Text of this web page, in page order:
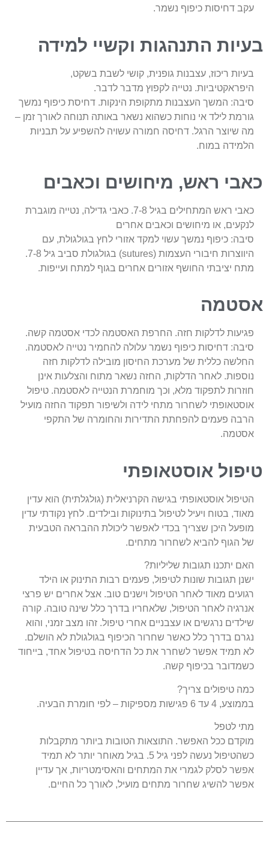
עקב דחיסות כיפוף נשמר.
בעיות התנהגות וקשיי למידה
בעיות ריכוז, עצבנות גופנית, קושי לשבת בשקט,
היפראקטיביות. נטייה לקפוץ מדבר לדבר.
סיבה: המשך העצבנות מתקופת הינקות. דחיסת כיפוף נמשך
גורמת לילד אי נוחות כשהוא נשאר באותה תנוחה לאורך זמן –
מה שיוצר הרגל. דחיסה חמורה עשויה להשפיע על תבניות
הלמידה במוח.
כאבי ראש, מיחושים וכאבים
כאבי ראש המתחילים בגיל 7-8. כאבי גדילה, נטייה מוגברת
לנקעים, או מיחושים וכאבים אחרים
סיבה: כיפוף נמשך עשוי למקד אזורי לחץ בגולגולת, עם
היווצרות חיבורי העצמות (sutures) בגולגולת סביב גיל 7-8.
מתח יציבתי החושף אזורים אחרים בגוף למתח ועייפות.
אסטמה
פגיעות לדלקות חזה. החרפת האסטמה לכדי אסטמה קשה.
סיבה: דחיסות כיפוף נשמר עלולה להחמיר נטייה לאסטמה.
החלשה כללית של מערכת החיסון מובילה לדלקות חזה
נוספות. לאחר הדלקות, החזה נשאר מתוח והצלעות אינן
חוזרות לתפקוד מלא, וכך מוחמרת הנטייה לאסטמה. טיפול
אוסטאופתי לשחרור מתחי לידה ולשיפור תפקוד החזה מועיל
הרבה פעמים להפחתת התדירות והחומרה של התקפי
אסטמה.
טיפול אוסטאופתי
הטיפול אוסטאופתי בגישה הקרניאלית (גולגלתית) הוא עדין
מאוד, בטוח ויעיל לטיפול בתינוקות ובילדים. לחץ נקודתי עדין
מופעל היכן שצריך בכדי לאפשר ליכולת ההבראה הטבעית
של הגוף להביא לשחרור מתחים.
האם יתכנו תגובות שליליות?
ישנן תגובות שונות לטיפול, פעמים רבות התינוק או הילד
רגועים מאוד לאחר הטיפול וישנים טוב. אצל אחרים יש פרצי
אנרגיה לאחר הטיפול, שלאחריו בדרך כלל שינה טובה. קורה
שילדים נרגשים או עצבניים אחרי טיפול. זהו מצב זמני, והוא
נגרם בדרך כלל כאשר שחרור הכיפוף בגולגולת לא הושלם.
לא תמיד אפשר לשחרר את כל הדחיסה בטיפול אחד, בייחוד
כשמדובר בכיפוף קשה.
כמה טיפולים צריך?
בממוצע, 4 עד 6 פגישות מספיקות – לפי חומרת הבעיה.
מתי לטפל
מוקדם ככל האפשר. התוצאות הטובות ביותר מתקבלות
כשהטיפול נעשה לפני גיל 5. בגיל מאוחר יותר לא תמיד
אפשר לסלק לגמרי את המתחים והאסימטריות, אך עדיין
אפשר להשיג שחרור מתחים מועיל, לאורך כל החיים.